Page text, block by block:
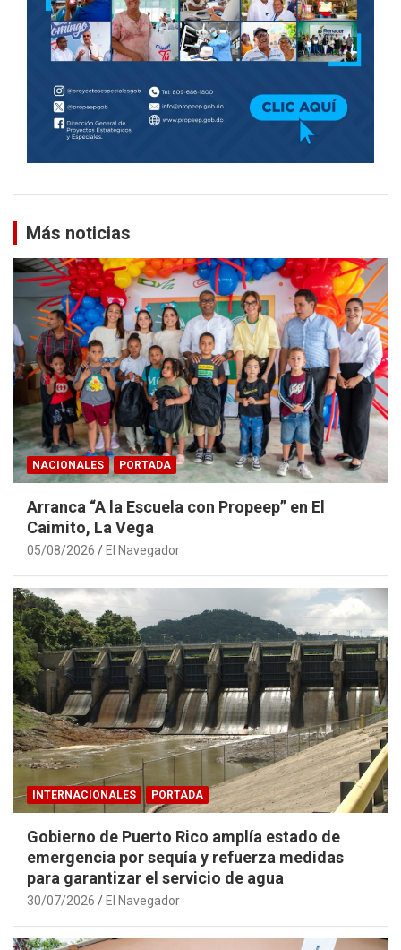
Más noticias
NACIONALES PORTADA
Arranca “A la Escuela con Propeep” en El
Caimito, La Vega
05/08/2026 El Navegador
INTERNACIONALES PORTADA
Gobierno de Puerto Rico amplía estado de
emergencia por sequía y refuerza medidas
para garantizar el servicio de agua
30/07/2026 El Navegador